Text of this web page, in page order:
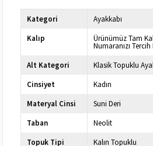
Kategori
Ayakkabı
Kalıp
Ürünümüz Tam
Numaranızı
Alt Kategori
Klasik Topuklu
Cinsiyet
Kadın
Materyal Cinsi
Suni Deri
Taban
Neolit
Topuk Tipi
Kalın Topuklu